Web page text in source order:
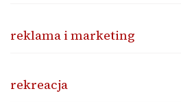
reklama i marketing
rekreacja